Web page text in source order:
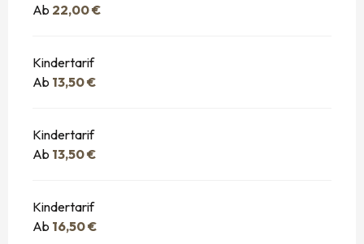
Ab 22,00 €
Kindertarif
Ab 13,50 €
Kindertarif
Ab 13,50 €
Kindertarif
Ab 16,50 €